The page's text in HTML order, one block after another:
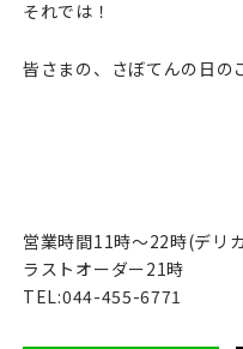
それでは！
皆さまの、さぼてんの日
営業時間11時〜22時(デリ
ラストオーダー21時
TEL:044-455-6771